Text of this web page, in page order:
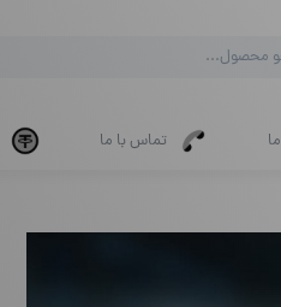
تماس با ما